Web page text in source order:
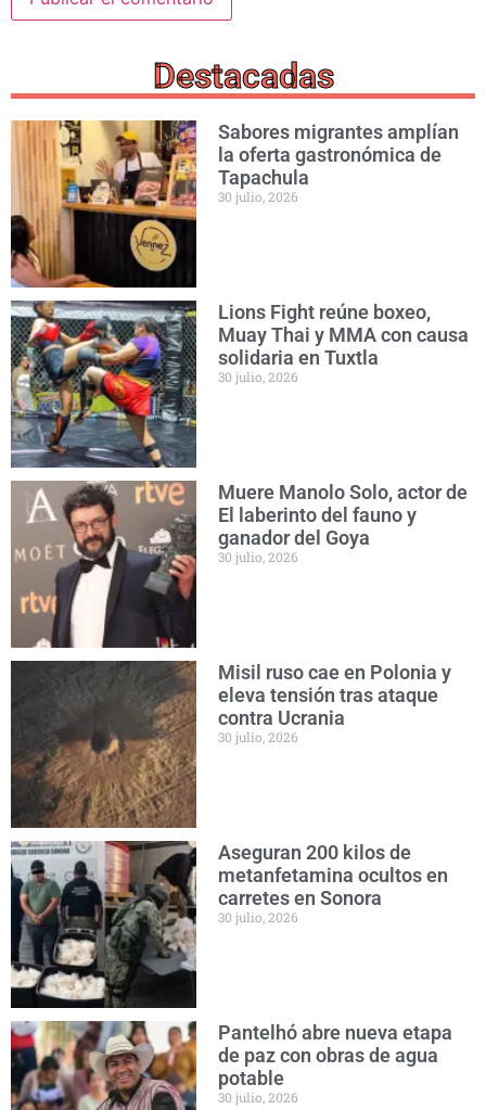
Destacadas
Sabores migrantes amplían
la oferta gastronómica de
Tapachula
30 julio, 2026
Lions Fight reúne boxeo,
Muay Thai y MMA con causa
solidaria en Tuxtla
30 julio, 2026
Muere Manolo Solo, actor de
El laberinto del fauno y
ganador del Goya
30 julio, 2026
Misil ruso cae en Polonia y
eleva tensión tras ataque
contra Ucrania
30 julio, 2026
Aseguran 200 kilos de
metanfetamina ocultos en
carretes en Sonora
30 julio, 2026
Pantelhó abre nueva etapa
de paz con obras de agua
potable
30 julio, 2026